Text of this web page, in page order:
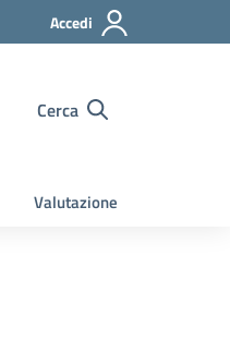
Accedi
Cerca
Valutazione